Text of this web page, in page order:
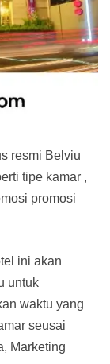
resmi Belviu
tipe kamar ,
promosi
ini akan
untuk
waktu yang
seusai
Marketing